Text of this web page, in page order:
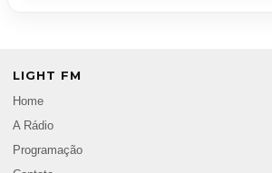
LIGHT FM
Home
A Rádio
Programação